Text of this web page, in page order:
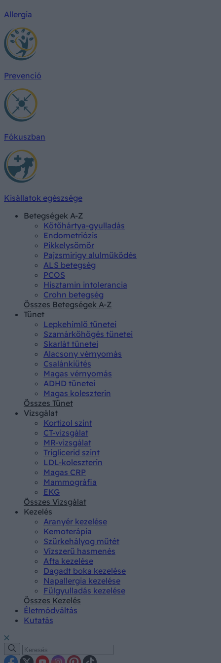
Allergia
Prevenció
Fókuszban
Kisállatok egészsége
Betegségek A-Z
Kötőhártya-gyulladás
Endometriózis
Pikkelysömör
Pajzsmirigy alulműködés
ALS betegség
PCOS
Hisztamin intolerancia
Crohn betegség
Összes Betegségek A-Z
Tünet
Lepkehimlő tünetei
Szamárköhögés tünetei
Skarlát tünetei
Alacsony vérnyomás
Csalánkiütés
Magas vérnyomás
ADHD tünetei
Magas koleszterin
Összes Tünet
Vizsgálat
Kortizol szint
CT-vizsgálat
MR-vizsgálat
Triglicerid szint
LDL-koleszterin
Magas CRP
Mammográfia
EKG
Összes Vizsgálat
Kezelés
Aranyér kezelése
Kemoterápia
Szürkehályog műtét
Vízszerű hasmenés
Afta kezelése
Dagadt boka kezelése
Napallergia kezelése
Fülgyulladás kezelése
Összes Kezelés
Életmódváltás
Kutatás